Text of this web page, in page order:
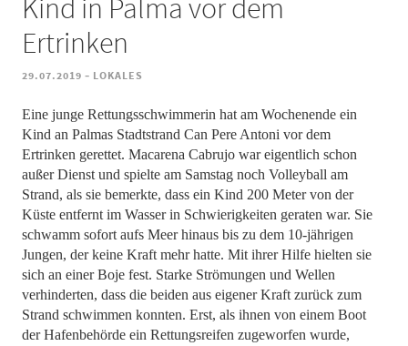
Kind in Palma vor dem
Ertrinken
29.07.2019 - LOKALES
Eine junge Rettungsschwimmerin hat am Wochenende ein
Kind an Palmas Stadtstrand Can Pere Antoni vor dem
Ertrinken gerettet. Macarena Cabrujo war eigentlich schon
außer Dienst und spielte am Samstag noch Volleyball am
Strand, als sie bemerkte, dass ein Kind 200 Meter von der
Küste entfernt im Wasser in Schwierigkeiten geraten war. Sie
schwamm sofort aufs Meer hinaus bis zu dem 10-jährigen
Jungen, der keine Kraft mehr hatte. Mit ihrer Hilfe hielten sie
sich an einer Boje fest. Starke Strömungen und Wellen
verhinderten, dass die beiden aus eigener Kraft zurück zum
Strand schwimmen konnten. Erst, als ihnen von einem Boot
der Hafenbehörde ein Rettungsreifen zugeworfen wurde,